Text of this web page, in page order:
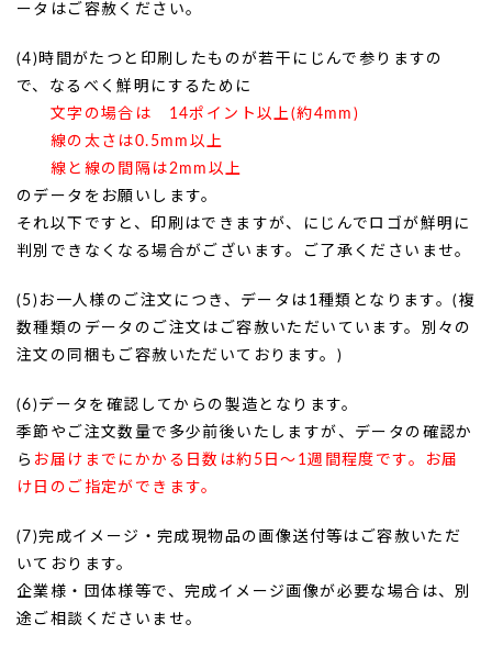
ータはご容赦ください。
(4)時間がたつと印刷したものが若干にじんで参りますの
で、なるべく鮮明にするために
文字の場合は 14ポイント以上(約4mm)
線の太さは0.5mm以上
線と線の間隔は2mm以上
のデータをお願いします。
それ以下ですと、印刷はできますが、にじんでロゴが鮮明に
判別できなくなる場合がございます。ご了承くださいませ。
(5)お一人様のご注文につき、データは1種類となります。(複
数種類のデータのご注文はご容赦いただいています。別々の
注文の同梱もご容赦いただいております。)
(6)データを確認してからの製造となります。
季節やご注文数量で多少前後いたしますが、データの確認か
ら お届けまでにかかる日数は約5日〜1週間程度です。お届
け日のご指定ができます。
(7)完成イメージ・完成現物品の画像送付等はご容赦いただ
いております。
企業様・団体様等で、完成イメージ画像が必要な場合は、別
途ご相談くださいませ。